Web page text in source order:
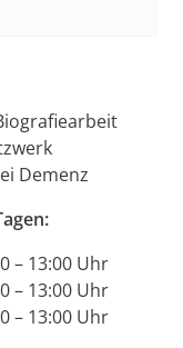
Demenz
– 13:00 Uhr
– 13:00 Uhr
– 13:00 Uhr